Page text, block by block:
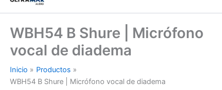
WBH54 B Shure | Micrófono
vocal de diadema
Inicio
Productos
WBH54 B Shure | Micrófono vocal de diadema